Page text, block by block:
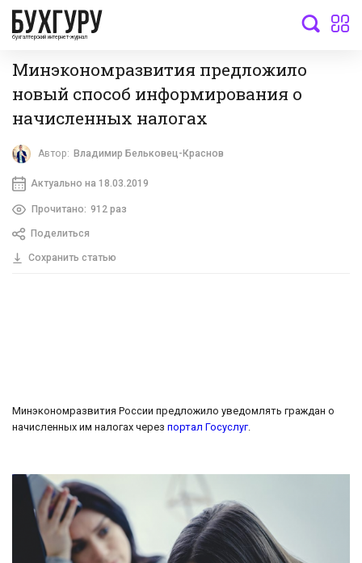
бухгалтерский интернет-журнал
Минэкономразвития предложило
новый способ информирования о
начисленных налогах
Автор: Владимир Бельковец-Краснов
Актуально на 18.03.2019
Прочитано: 912 раз
Поделиться
Сохранить статью
Минэкономразвития России предложило уведомлять граждан о
начисленных им налогах через портал Госуслуг.